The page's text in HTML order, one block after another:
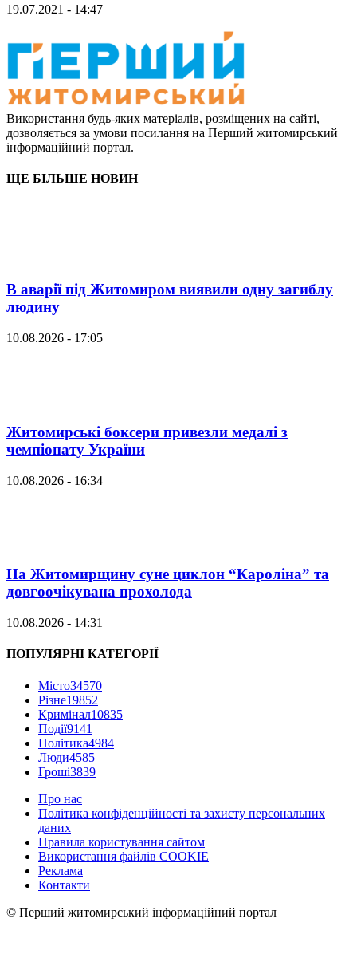
19.07.2021 - 14:47
Використання будь-яких матеріалів, розміщених на сайті,
дозволяється за умови посилання на Перший житомирський
інформаційний портал.
ЩЕ БІЛЬШЕ НОВИН
В аварії під Житомиром виявили одну загиблу
людину
10.08.2026 - 17:05
Житомирські боксери привезли медалі з
чемпіонату України
10.08.2026 - 16:34
На Житомирщину суне циклон “Кароліна” та
довгоочікувана прохолода
10.08.2026 - 14:31
ПОПУЛЯРНІ КАТЕГОРІЇ
Місто34570
Різне19852
Кримінал10835
Події9141
Політика4984
Люди4585
Гроші3839
Про нас
Політика конфіденційності та захисту персональних
даних
Правила користування сайтом
Використання файлів COOKIE
Реклама
Контакти
© Перший житомирський інформаційний портал